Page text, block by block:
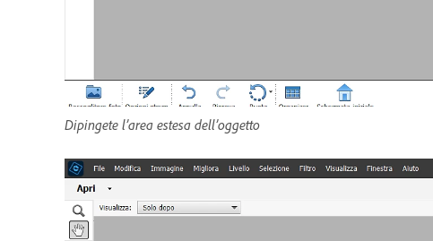
Dipingete l’area estesa dell’oggetto